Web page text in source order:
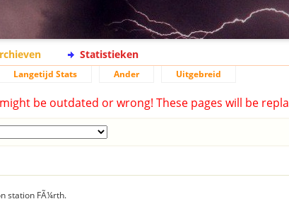
Statistieken
Langetijd Stats Ander Uitgebreid
be outdated or wrong! These pages will be
station FÃ¼rth.